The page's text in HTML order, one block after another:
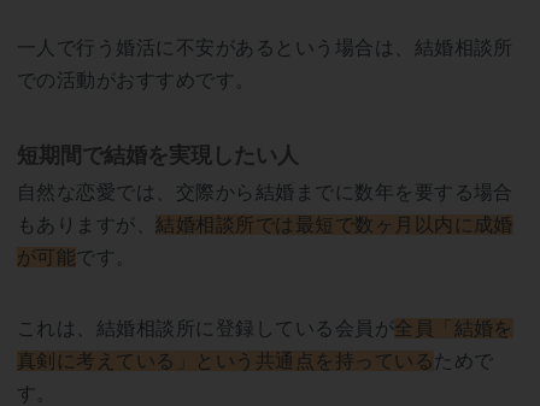
一人で行う婚活に不安があるという場合は、結婚相談所
での活動がおすすめです。
短期間で結婚を実現したい人
自然な恋愛では、交際から結婚までに数年を要する場合
もありますが、 結婚相談所では最短で数ヶ月以内に成婚
が可能です。
これは、結婚相談所に登録している会員が全員「結婚を
真剣に考えている」という共通点を持っているためで
す。